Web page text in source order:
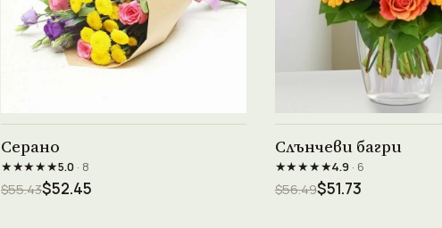
Серано
★★★★★5.0· 8
$55.43$52.45
Слънчеви багри
★★★★★4.9 · 6
$56.49$51.73